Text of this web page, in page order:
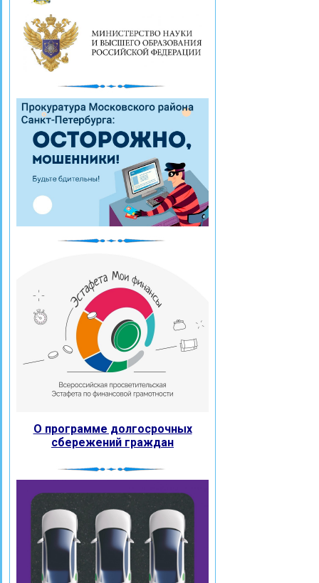
О программе долгосрочных
сбережений граждан